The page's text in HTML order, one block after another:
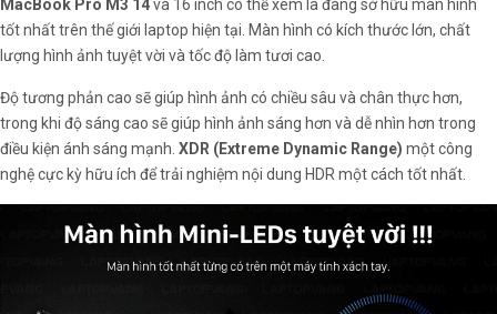
MacBook Pro M3 14và 16 inch có thể xem là đang sở hữu màn hình
tốt nhất trên thế giới laptop hiện tại. Màn hình có kích thước lớn, chất
lượng hình ảnh tuyệt vời và tốc độ làm tươi cao.
Độ tương phản cao sẽ giúp hình ảnh có chiều sâu và chân thực hơn,
trong khi độ sáng cao sẽ giúp hình ảnh sáng hơn và dễ nhìn hơn trong
điều kiện ánh sáng mạnh. XDR (Extreme Dynamic Range) một công
nghệ cực kỳ hữu ích để trải nghiệm nội dung HDR một cách tốt nhất.